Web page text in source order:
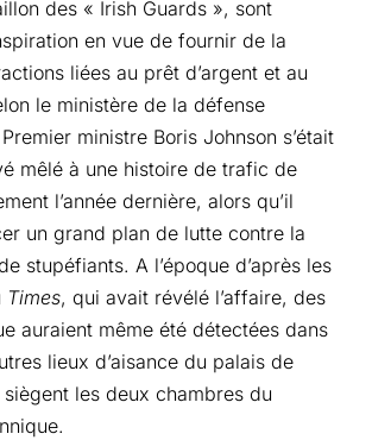
des « Irish Guards », sont
en vue de fournir de la
liées au prêt d’argent et au
le ministère de la défense
ministre Boris Johnson s’était
mêlé à une histoire de trafic de
l’année dernière, alors qu’il
un grand plan de lutte contre la
stupéfiants. A l’époque d’après les
Times, qui avait révélé l’affaire, des
auraient même été détectées dans
lieux d’aisance du palais de
les deux chambres du